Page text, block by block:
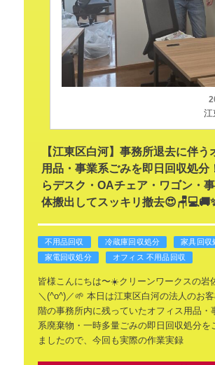
江
【江東区白河】事務所退去に伴う
用品・事業系ごみを即日回収処分
らデスク・OAチェア・ワゴン・
体搬出してスッキリ撤去
不用品回収 冷蔵庫回収処分
家具回収
家電回収処分
オフィス 不用品回収
皆様こんにちは〜☀️クリーンワークスの岩
＼(^o^)／🌱 本日は江東区白河の法人のお
階の事務所内に残っていたオフィス用品・
系廃棄物・一時多量ごみの即日回収処分を
ましたので、今回も実際の作業実録